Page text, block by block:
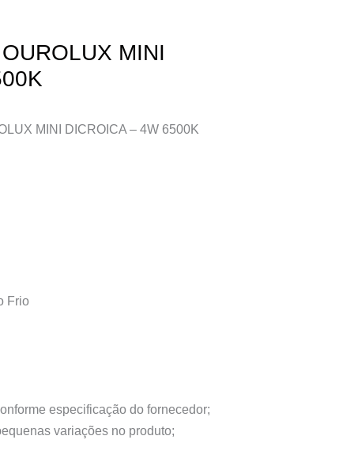
MINI
MINI DICROICA – 4W 6500K
Frio
especificação do fornecedor;
variações no produto;